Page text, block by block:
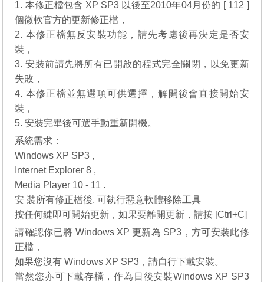
1. 本修正檔包含 XP SP3 以後至2010年04月份的 [ 112 ]
個微軟官方的更新修正檔，
2. 本修正檔無反安裝功能，請先考慮後再決定是否安
裝，
3. 安裝前請先將所有已開啟的程式完全關閉，以免更新
失敗，
4. 本修正檔並無選項可供選擇，解開後會直接開始安
裝，
5. 安裝完畢後可選手動重新開機。
系統需求：
Windows XP SP3 ,
Internet Explorer 8 ,
Media Player 10 - 11 .
安 裝所有修正檔後, 可執行惡意軟體移除工具
按任何鍵即可開始更新，如果要離開更新，請按 [Ctrl+C]
請確認你已將 Windows XP 更新為 SP3，方可安裝此修
正檔，
如果您沒有 Windows XP SP3，請自行下載安裝。
當然您亦可下載存檔，作為日後安裝Windows XP SP3